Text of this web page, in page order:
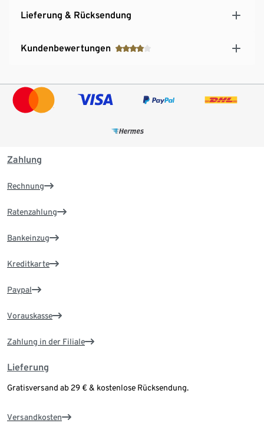
Lieferung & Rücksendung
Kundenbewertungen
Zahlung
Rechnung
Ratenzahlung
Bankeinzug
Kreditkarte
Paypal
Vorauskasse
Zahlung in der Filiale
Lieferung
Gratisversand ab 29 € & kostenlose Rücksendung.
Versandkosten